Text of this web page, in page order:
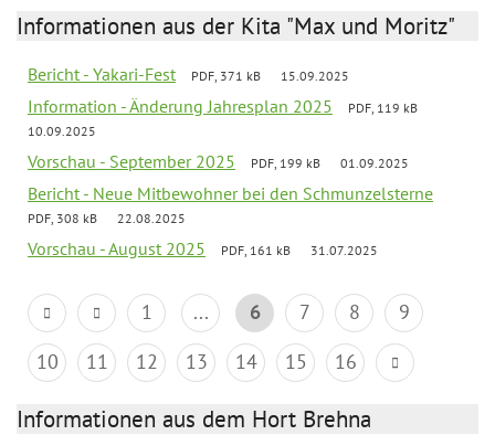
Informationen aus der Kita "Max und Moritz"
Bericht - Yakari-Fest PDF, 371 kB 15.09.2025
Information - Änderung Jahresplan 2025
PDF, 119 kB
10.09.2025
Vorschau - September 2025 PDF, 199 kB 01.09.2025
Bericht - Neue Mitbewohner bei den Schmunzelsterne
PDF, 308 kB 22.08.2025
Vorschau - August 2025 PDF, 161 kB 31.07.2025
1 ... 6 7 8
9
10
11 12 13 14 15 16
Informationen aus dem Hort Brehna